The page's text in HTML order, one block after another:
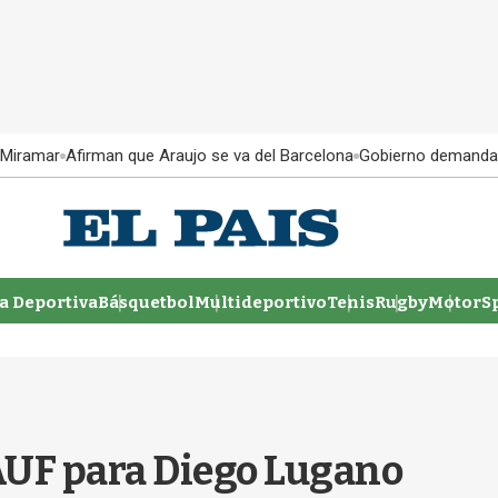
Afirman que Araujo se va del Barcelona Gobierno
DeportivaBásquetbolMultideportivoTenisRugby
para Diego Lugano